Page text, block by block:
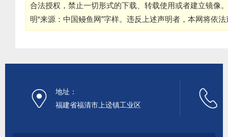
合法授权，禁止一切形式的下载、转载使用或者建立镜像
明“来源：中国鳗鱼网”字样。违反上述声明者，本网将依
地址：
福建省福清市上迳镇工业区